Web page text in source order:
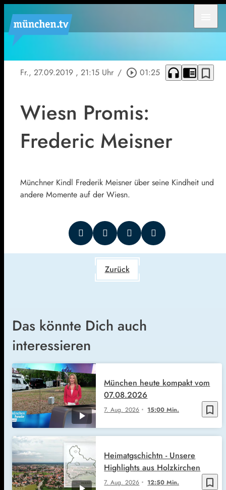
Fr., 27.09.2019 , 21:15 Uhr / play_circle_outline 01:25 headphones chrome_reader_mode bookmark_border
Wiesn Promis:
Frederic Meisner
Münchner Kindl Frederik Meisner über seine Kindheit und
andere Momente auf der Wiesn.
Zurück
Das könnte Dich auch
interessieren
bookmark_border
7. Aug. 2026 15:00 Min.
München heute kompakt vom
07.08.2026
bookmark_border
7. Aug. 2026 12:50 Min.
Heimatgschichtn - Unsere
Highlights aus Holzkirchen